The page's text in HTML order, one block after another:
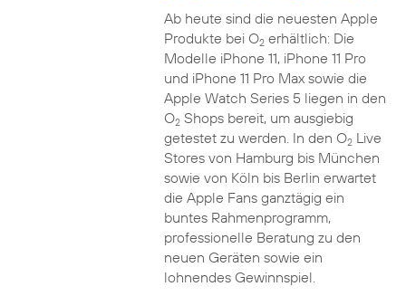
Ab heute sind die neuesten Apple
Produkte bei O2erhältlich: Die
Modelle iPhone 11, iPhone 11 Pro
und iPhone 11 Pro Max sowie die
Apple Watch Series 5 liegen in den
O2Shops bereit, um ausgiebig
getestet zu werden. In den O2Live
Stores von Hamburg bis München
sowie von Köln bis Berlin erwartet
die Apple Fans ganztägig ein
buntes Rahmenprogramm,
professionelle Beratung zu den
neuen Geräten sowie ein
lohnendes Gewinnspiel.